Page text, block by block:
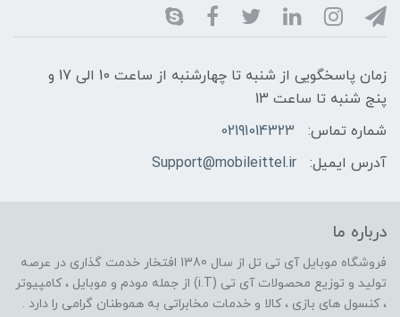
زمان پاسخگویی از شنبه تا چهارشنبه از ساعت 10 الی 17 و
پنج شنبه تا ساعت 13
شماره تماس:
02191014323
آدرس ایمیل:
Support@mobileittel.ir
درباره ما
فروشگاه موبایل آی تی تل از سال 1380 افتخار خدمت گذاری در عرصه
تولید و توزیع محصولات آی تی (i.T) از جمله مودم و موبایل ، کامپیوتر
، کنسول های بازی ، کالا و خدمات مخابراتی به هموطنان گرامی را دارد .